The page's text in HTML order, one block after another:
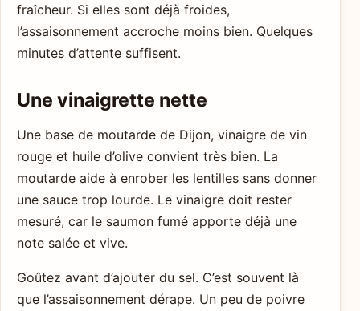
fraîcheur. Si elles sont déjà froides,
l’assaisonnement accroche moins bien. Quelques
minutes d’attente suffisent.
Une vinaigrette nette
Une base de moutarde de Dijon, vinaigre de vin
rouge et huile d’olive convient très bien. La
moutarde aide à enrober les lentilles sans donner
une sauce trop lourde. Le vinaigre doit rester
mesuré, car le saumon fumé apporte déjà une
note salée et vive.
Goûtez avant d’ajouter du sel. C’est souvent là
que l’assaisonnement dérape. Un peu de poivre